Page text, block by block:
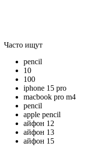
Часто ищут
pencil
10
100
iphone 15 pro
macbook pro m4
pencil
apple pencil
айфон 12
айфон 13
айфон 15